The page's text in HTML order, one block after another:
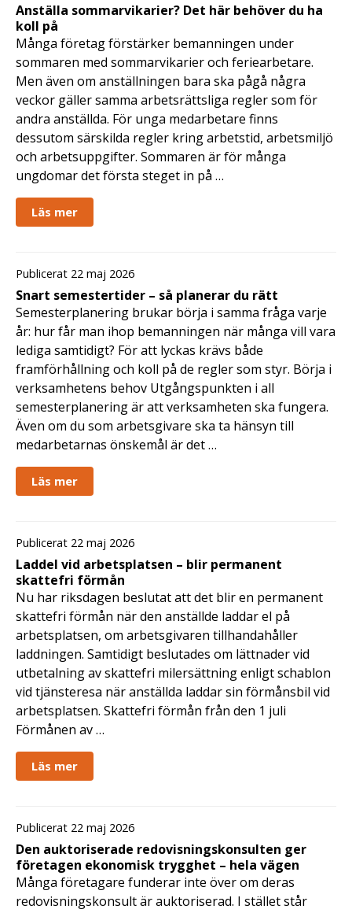
Anställa sommarvikarier? Det här behöver du ha
koll på
Många företag förstärker bemanningen under
sommaren med sommarvikarier och feriearbetare.
Men även om anställningen bara ska pågå några
veckor gäller samma arbetsrättsliga regler som för
andra anställda. För unga medarbetare finns
dessutom särskilda regler kring arbetstid, arbetsmiljö
och arbetsuppgifter. Sommaren är för många
ungdomar det första steget in på …
Läs mer
Publicerat 22 maj 2026
Snart semestertider – så planerar du rätt
Semesterplanering brukar börja i samma fråga varje
år: hur får man ihop bemanningen när många vill vara
lediga samtidigt? För att lyckas krävs både
framförhållning och koll på de regler som styr. Börja i
verksamhetens behov Utgångspunkten i all
semesterplanering är att verksamheten ska fungera.
Även om du som arbetsgivare ska ta hänsyn till
medarbetarnas önskemål är det …
Läs mer
Publicerat 22 maj 2026
Laddel vid arbetsplatsen – blir permanent
skattefri förmån
Nu har riksdagen beslutat att det blir en permanent
skattefri förmån när den anställde laddar el på
arbetsplatsen, om arbetsgivaren tillhandahåller
laddningen. Samtidigt beslutades om lättnader vid
utbetalning av skattefri milersättning enligt schablon
vid tjänsteresa när anställda laddar sin förmånsbil vid
arbetsplatsen. Skattefri förmån från den 1 juli
Förmånen av …
Läs mer
Publicerat 22 maj 2026
Den auktoriserade redovisningskonsulten ger
företagen ekonomisk trygghet – hela vägen
Många företagare funderar inte över om deras
redovisningskonsult är auktoriserad. I stället står